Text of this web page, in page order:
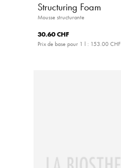
Structuring Foam
Mousse structurante
30.60 CHF
Prix de base pour 1 l : 153.00 CHF